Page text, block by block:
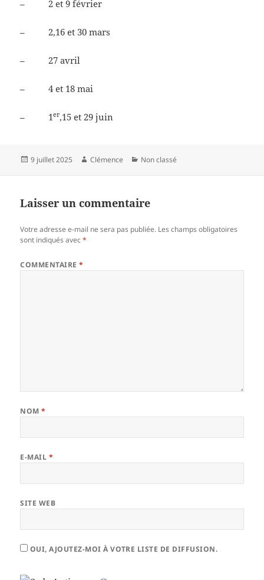
– 2 et 9 février
– 2,16 et 30 mars
– 27 avril
– 4 et 18 mai
– 1er,15 et 29 juin
Publié
9 juillet 2025 Auteur
Clémence Catégories
Non classé
Laisser un commentaire
Votre adresse e-mail ne sera pas publiée. Les champs obligatoires
sont indiqués avec*
COMMENTAIRE*
NOM*
E-MAIL *
SITE WEB
OUI, AJOUTEZ-MOI À VOTRE LISTE DE DIFFUSION.